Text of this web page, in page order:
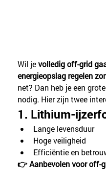
Wil je volledig off-grid
energieopslag regelen
net? Dan heb je een
nodig. Hier zijn twee
1. Lithium-
Lange levensduur
Hoge veiligheid
Efficiëntie en
👉 Aanbevolen voor off-